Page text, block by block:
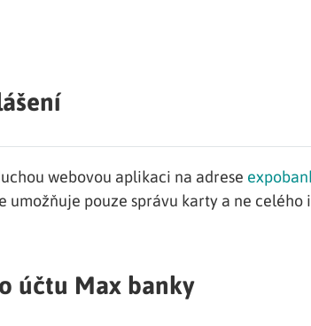
webovou aplikaci na adrese
umožňuje pouze správu karty a ne celého
účtu Max banky